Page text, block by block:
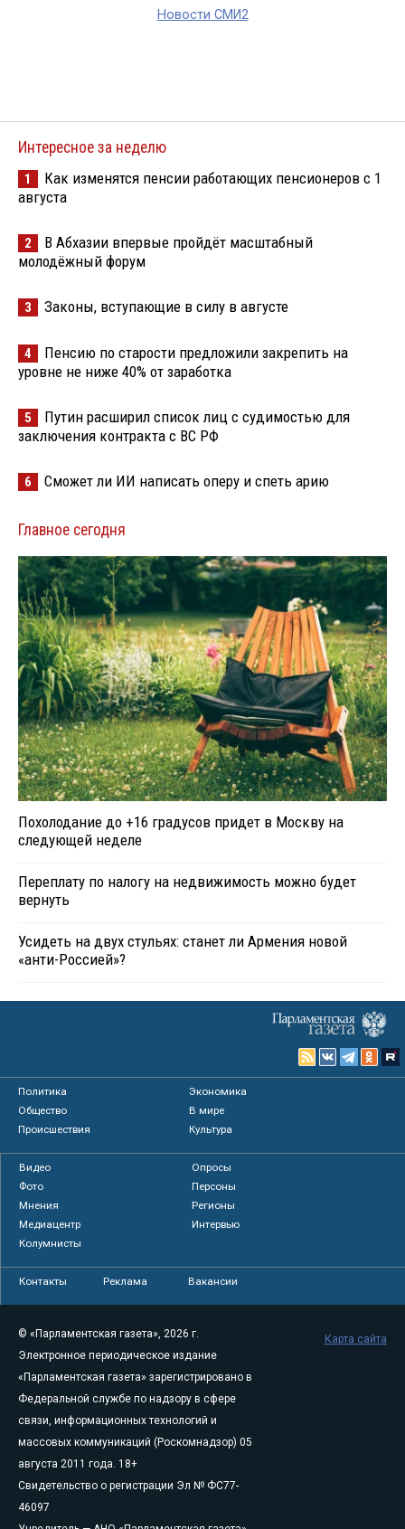
Новости СМИ2
Интересное за неделю
1
Как изменятся пенсии работающих пенсионеров с 1
августа
2
В Абхазии впервые пройдёт масштабный
молодёжный форум
3 Законы, вступающие в силу в августе
4
Пенсию по старости предложили закрепить на
уровне не ниже 40% от заработка
5
Путин расширил список лиц с судимостью для
заключения контракта с ВС РФ
6 Сможет ли ИИ написать оперу и спеть арию
Главное сегодня
Похолодание до +16 градусов придет в Москву на
следующей неделе
Переплату по налогу на недвижимость можно будет
вернуть
Усидеть на двух стульях: станет ли Армения новой
«анти-Россией»?
Политика
Экономика
Общество
В мире
Происшествия
Культура
Видео
Опросы
Фото
Персоны
Мнения
Регионы
Медиацентр
Интервью
Колумнисты
Контакты Реклама Вакансии
© «Парламентская газета», 2026 г.
Электронное периодическое издание
«Парламентская газета» зарегистрировано в
Федеральной службе по надзору в сфере
связи, информационных технологий и
массовых коммуникаций (Роскомнадзор) 05
августа 2011 года. 18+
Свидетельство о регистрации Эл № ФС77-
46097
Карта сайта